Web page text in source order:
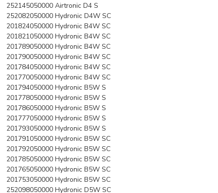
252145050000 Airtronic D4 S
252082050000 Hydronic D4W SC
201824050000 Hydronic B4W SC
201821050000 Hydronic B4W SC
201789050000 Hydronic B4W SC
201790050000 Hydronic B4W SC
201784050000 Hydronic B4W SC
201770050000 Hydronic B4W SC
201794050000 Hydronic B5W S
201778050000 Hydronic B5W S
201786050000 Hydronic B5W S
201777050000 Hydronic B5W S
201793050000 Hydronic B5W S
201791050000 Hydronic B5W SC
201792050000 Hydronic B5W SC
201785050000 Hydronic B5W SC
201765050000 Hydronic B5W SC
201753050000 Hydronic B5W SC
252098050000 Hydronic D5W SC